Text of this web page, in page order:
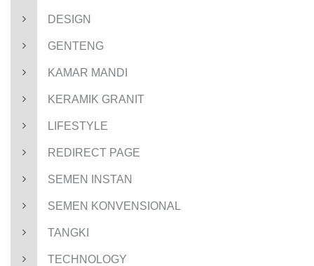
DESIGN
GENTENG
KAMAR MANDI
KERAMIK GRANIT
LIFESTYLE
REDIRECT PAGE
SEMEN INSTAN
SEMEN KONVENSIONAL
TANGKI
TECHNOLOGY